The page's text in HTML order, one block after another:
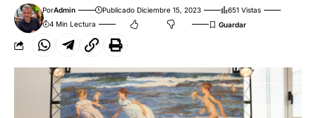
PorAdmin Publicado Diciembre 15, 2023
651 Vistas
4 Min Lectura